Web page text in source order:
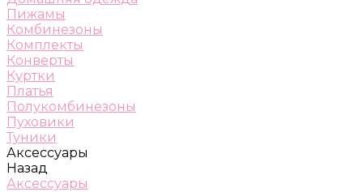
Пижамы
Комбинезоны
Комплекты
Конверты
Куртки
Платья
Полукомбинезоны
Пуховики
Туники
Аксессуары
Назад
Аксессуары